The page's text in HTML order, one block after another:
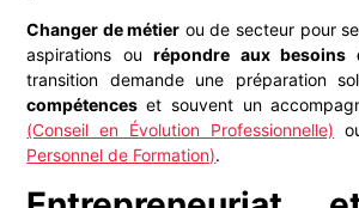
Changer de métier ou de secteur pour
aspirations ourépondre aux besoins
transition demande une préparation
compétenceset souvent un
(Conseil en Évolution Professionnelle)
Personnel de Formation).